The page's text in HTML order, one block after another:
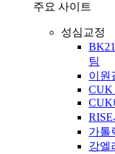
주요 사이트
성심교정
팀
이원
CUK
CUK
가톨
강엘